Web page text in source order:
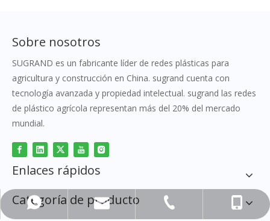
Sobre nosotros
SUGRAND es un fabricante líder de redes plásticas para
agricultura y construcción en China. sugrand cuenta con
tecnología avanzada y propiedad intelectual. sugrand las redes
de plástico agrícola representan más del 20% del mercado
mundial.
Enlaces rápidos
Categoría de producto
+86-15605607108
sugrand@grandnets.com
+86-551-62531962
+86-156-0560-7108